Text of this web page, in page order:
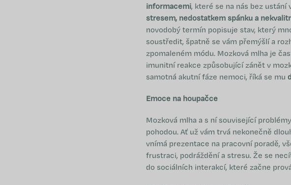
informacemi, které se na nás bez
stresem, nedostatkem spánku a
novodobý termín popisuje stav, který
soustředit, špatně se vám přemýšlí a
zpomaleném módu. Mozková mlha je
imunitní reakce způsobující zánět v
samotná akutní fáze nemoci, říká se mu
Emoce na houpačce
Mozková mlha a s ní související
pohodou. Ať už vám trvá nekonečně
vnímá prezentace na pracovní poradě,
frustraci, podráždění a stresu. Že se
do sociálních interakcí, které začne